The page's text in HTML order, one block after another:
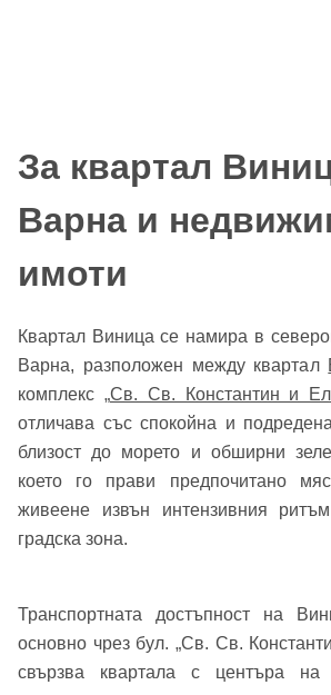
За квартал
Варна и
имоти
Квартал Виница се намира в
Варна, разположен между квартал
комплекс „Св. Св. Константин и
отличава със спокойна и
близост до морето и обширни
което го прави предпочитано
живеене извън интензивния
градска зона.
Транспортната достъпност на
основно чрез бул. „Св. Св.
свързва квартала с центъра